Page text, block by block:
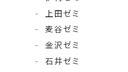
上田ゼミ
麦谷ゼミ
金沢ゼミ
石井ゼミ